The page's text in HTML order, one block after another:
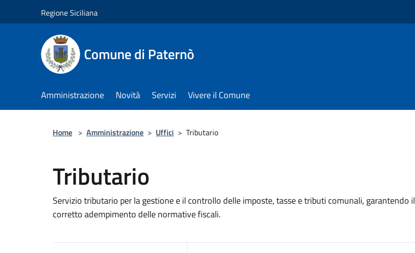
Regione Siciliana
Comune di Paternò
Amministrazione Novità Servizi Vivere il Comune
Home > Amministrazione > Uffici > Tributario
Tributario
Servizio tributario per la gestione e il controllo delle imposte, tasse e tributi comunali, garantendo il
corretto adempimento delle normative fiscali.